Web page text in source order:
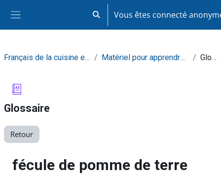
Activer/désactiver la saisie de
Vous êtes connecté
Français de la cuisine et de la restauration Matériel pour apprendre de façon autonome Glossaire
Glossaire
Retour
fécule de pomme de terre